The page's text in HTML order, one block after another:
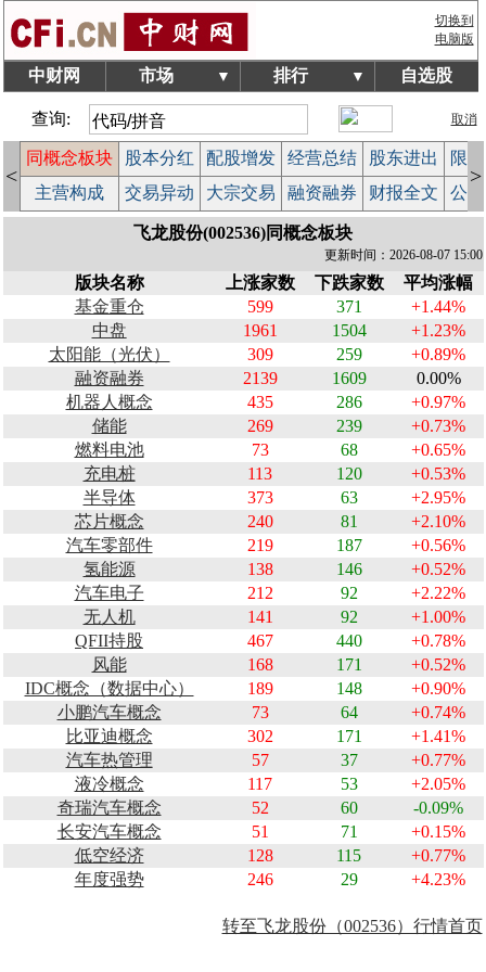
切换到
电脑版
中财网 市场 ▼ 排行 ▼ 自选股
查询: 取消
<
同概念板块 股本分红 配股增发 经营总结 股东进出
限
主营构成 交易异动 大宗交易 融资融券 财报全文 公
>
飞龙股份(002536)同概念板块
更新时间：2026-08-07 15:00
版块名称 上涨家数 下跌家数
平均涨幅
基金重仓
599 371
+1.44%
中盘
1961 1504
+1.23%
太阳能（光伏）
309 259
+0.89%
融资融券
2139 1609
0.00%
机器人概念
435 286
+0.97%
储能
269 239
+0.73%
燃料电池
73 68
+0.65%
充电桩
113 120
+0.53%
半导体
373 63
+2.95%
芯片概念
240 81
+2.10%
汽车零部件
219 187
+0.56%
氢能源
138 146
+0.52%
汽车电子
212 92
+2.22%
无人机
141 92
+1.00%
QFII持股
467 440
+0.78%
风能
168 171
+0.52%
IDC概念（数据中心）
189 148
+0.90%
小鹏汽车概念
73 64
+0.74%
比亚迪概念
302 171
+1.41%
汽车热管理
57 37
+0.77%
液冷概念
117 53
+2.05%
奇瑞汽车概念
52 60
-0.09%
长安汽车概念
51 71
+0.15%
低空经济
128 115
+0.77%
年度强势
246 29 +4.23%
转至飞龙股份（002536）行情首页